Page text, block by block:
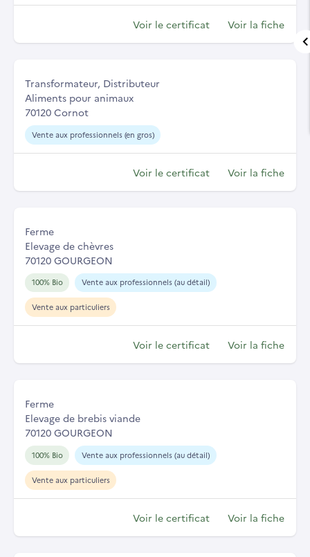
Voir le certificat Voir la fiche
Transformateur, Distributeur
Aliments pour animaux
70120 Cornot
Vente aux professionnels (en gros)
Voir le certificat Voir la fiche
Ferme
Elevage de chèvres
70120 GOURGEON
100% Bio Vente aux professionnels (au détail)
Vente aux particuliers
Voir le certificat Voir la fiche
Ferme
Elevage de brebis viande
70120 GOURGEON
100% Bio Vente aux professionnels (au détail)
Vente aux particuliers
Voir le certificat Voir la fiche